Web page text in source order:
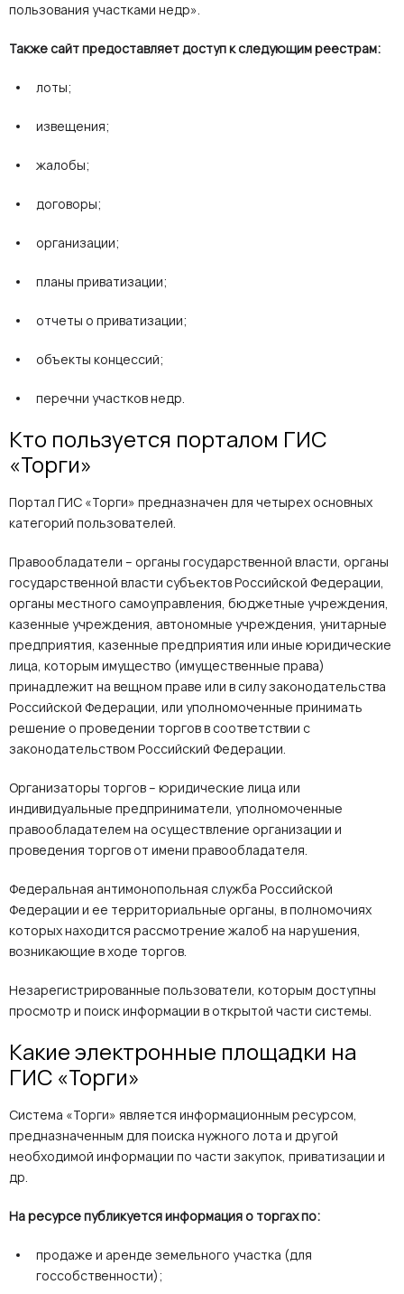
пользования участками недр».
Также сайт предоставляет доступ к следующим реестрам:
лоты;
извещения;
жалобы;
договоры;
организации;
планы приватизации;
отчеты о приватизации;
объекты концессий;
перечни участков недр.
Кто пользуется порталом ГИС
«Торги»
Портал ГИС «Торги» предназначен для четырех основных
категорий пользователей.
Правообладатели – органы государственной власти, органы
государственной власти субъектов Российской Федерации,
органы местного самоуправления, бюджетные учреждения,
казенные учреждения, автономные учреждения, унитарные
предприятия, казенные предприятия или иные юридические
лица, которым имущество (имущественные права)
принадлежит на вещном праве или в силу законодательства
Российской Федерации, или уполномоченные принимать
решение о проведении торгов в соответствии с
законодательством Российский Федерации.
Организаторы торгов – юридические лица или
индивидуальные предприниматели, уполномоченные
правообладателем на осуществление организации и
проведения торгов от имени правообладателя.
Федеральная антимонопольная служба Российской
Федерации и ее территориальные органы, в полномочиях
которых находится рассмотрение жалоб на нарушения,
возникающие в ходе торгов.
Незарегистрированные пользователи, которым доступны
просмотр и поиск информации в открытой части системы.
Какие электронные площадки на
ГИС «Торги»
Система «Торги» является информационным ресурсом,
предназначенным для поиска нужного лота и другой
необходимой информации по части закупок, приватизации и
др.
На ресурсе публикуется информация о торгах по:
продаже и аренде земельного участка (для
госсобственности);